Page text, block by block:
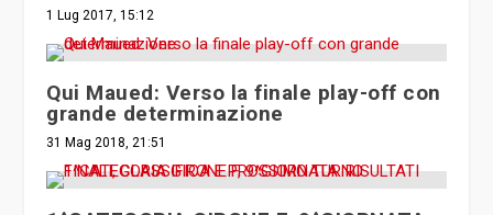
1 Lug 2017, 15:12
Qui Maued: Verso la finale play-off con
grande determinazione
31 Mag 2018, 21:51